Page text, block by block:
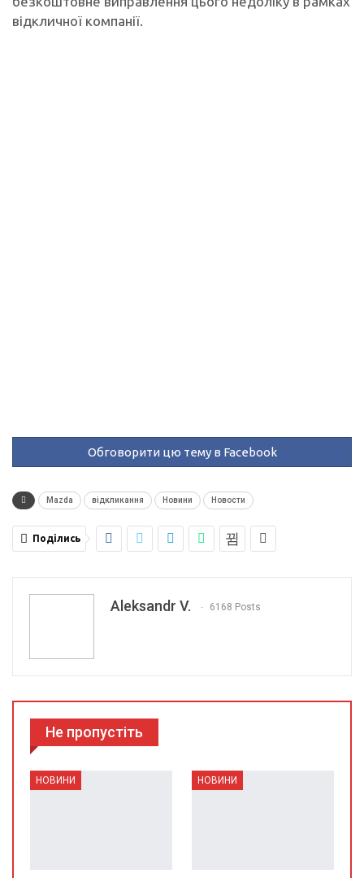
відкличної компанії.
Обговорити цю тему в Facebook
Mazda відкликання Новини Новости
Поділись
Aleksandr V. 6168 Posts
Не пропустіть
НОВИНИ НОВИНИ